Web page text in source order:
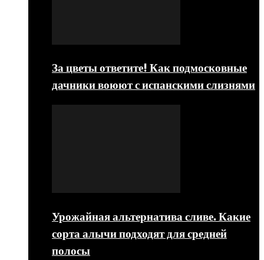
За цветы ответите! Как подмосковные
дачники воюют с испанскими слизнями
Урожайная альтернатива сливе. Какие
сорта алычи подходят для средней
полосы